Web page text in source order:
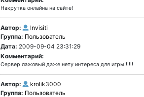
Накрутка онлайна на сайте!
Автор:
Invisiti
Группа: Пользователь
Дата: 2009-09-04 23:31:29
Комментарий:
Сервер лажовый даже нету интереса для игры!!!!!!
Автор:
krolik3000
Группа: Пользователь